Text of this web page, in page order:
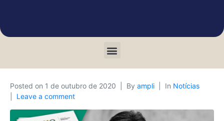
Posted on 1 de outubro de 2020 By ampli In Notícias
Leave a comment